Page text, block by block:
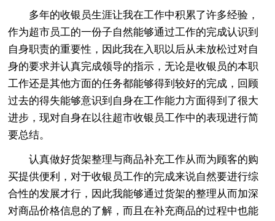
多年的收银员生涯让我在工作中积累了许多经验，
作为超市员工的一份子自然能够通过工作的完成认识到
自身职责的重要性，因此我在入职以后从未放松过对自
身的要求并认真完成领导的指示，无论是收银员的本职
工作还是其他方面的任务都能够得到较好的完成，回顾
过去的得失能够意识到自身在工作能力方面得到了很大
进步，现对自身在以往超市收银员工作中的表现进行简
要总结。
认真做好货架整理与商品补充工作从而为顾客的购
买提供便利，对于收银员工作的完成来说自然要进行综
合性的发展才行，因此我能够通过货架的整理从而加深
对商品价格信息的了解，而且在补充商品的过程中也能